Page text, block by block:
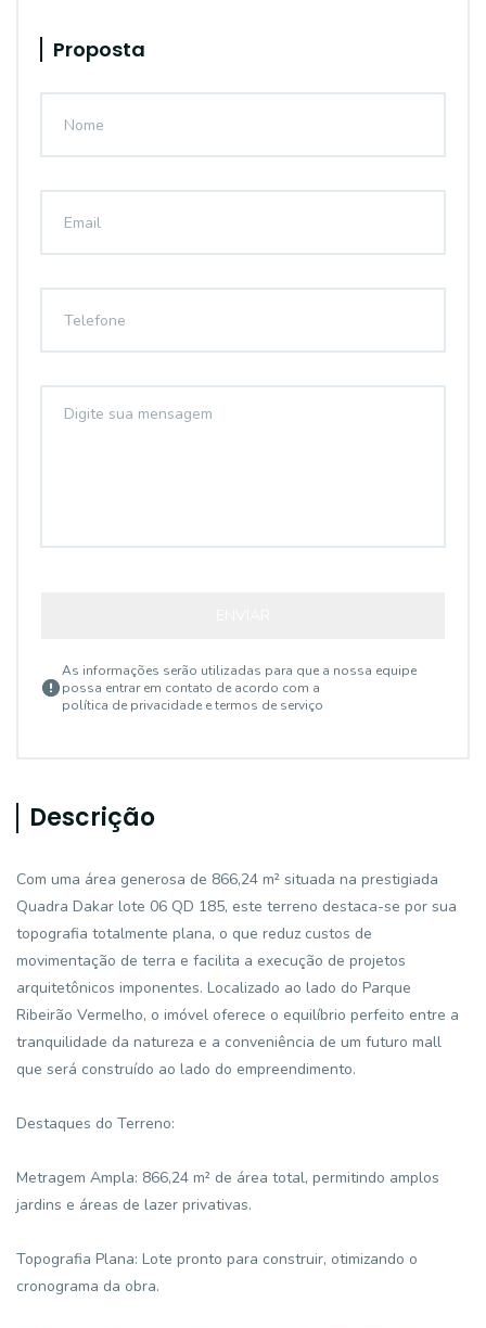
Proposta
As informações serão utilizadas para que a nossa equipe
possa entrar em contato de acordo com a
política de privacidade e termos de serviço
Descrição
Com uma área generosa de 866,24 m² situada na prestigiada
Quadra Dakar lote 06 QD 185, este terreno destaca-se por sua
topografia totalmente plana, o que reduz custos de
movimentação de terra e facilita a execução de projetos
arquitetônicos imponentes. Localizado ao lado do Parque
Ribeirão Vermelho, o imóvel oferece o equilíbrio perfeito entre a
tranquilidade da natureza e a conveniência de um futuro mall
que será construído ao lado do empreendimento.
Destaques do Terreno:
Metragem Ampla: 866,24 m² de área total, permitindo amplos
jardins e áreas de lazer privativas.
Topografia Plana: Lote pronto para construir, otimizando o
cronograma da obra.